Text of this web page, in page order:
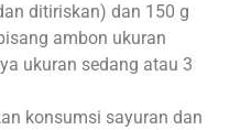
ditiriskan) dan 150 g
ambon ukuran
ukuran sedang atau 3
konsumsi sayuran dan